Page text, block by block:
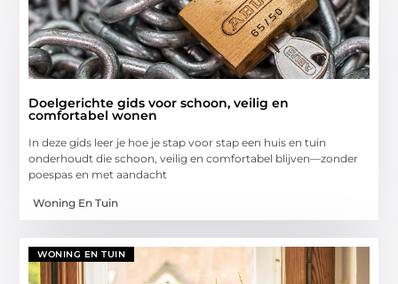
Doelgerichte gids voor schoon, veilig en
comfortabel wonen
In deze gids leer je hoe je stap voor stap een huis en tuin
onderhoudt die schoon, veilig en comfortabel blijven—zonder
poespas en met aandacht
Woning En Tuin
WONING EN TUIN